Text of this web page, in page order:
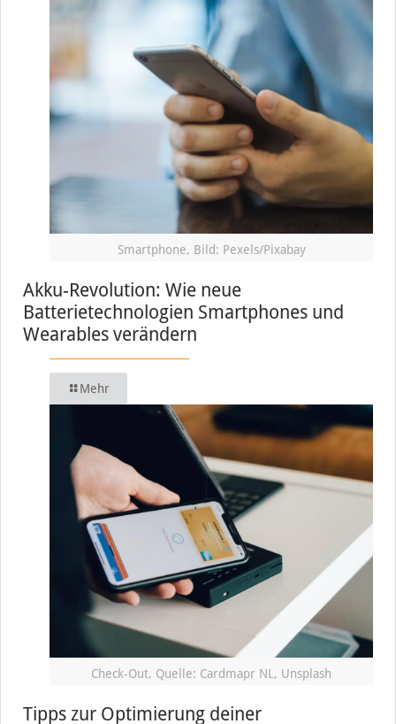
Smartphone, Bild: Pexels/Pixabay
Akku-Revolution: Wie neue
Batterietechnologien Smartphones und
Wearables verändern
Mehr
Check-Out, Quelle: Cardmapr NL, Unsplash
Tipps zur Optimierung deiner